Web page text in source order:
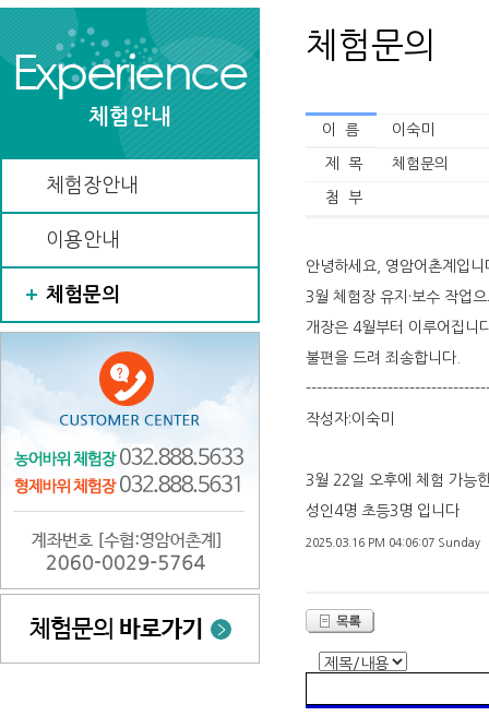
체험안내
체험장안내
이용안내
체험문의
체험문의
이 름 이숙미
제 목 체험문의
첨 부
안녕하세요, 영암어촌계입니
3월 체험장 유지·보수 작업
개장은 4월부터 이루어집니
불편을 드려 죄송합니다.
작성자:이숙미
3월 22일 오후에 체험 가능
성인4명 초등3명 입니다
2025.03.16 PM 04:06:07 Sunday